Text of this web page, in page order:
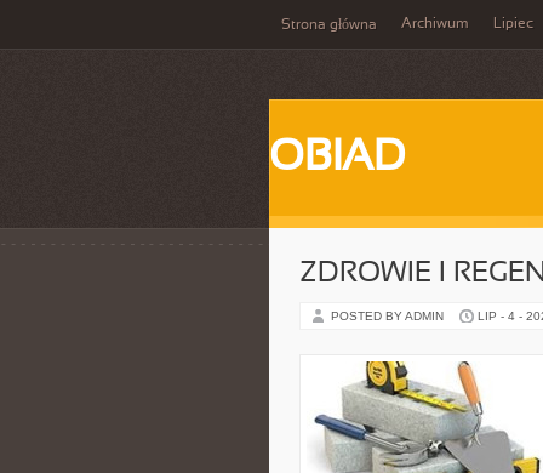
Strona główna Archiwum Lipiec
OBIAD
ZDROWIE I
POSTED BY ADMIN LIP - 4 -